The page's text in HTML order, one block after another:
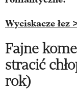
Wyciskacze łez
Fajne
stracić
rok)